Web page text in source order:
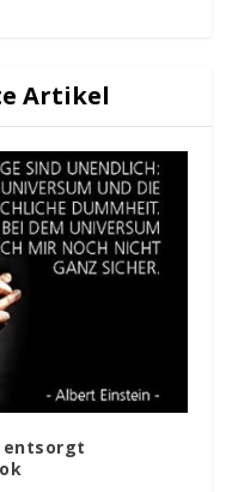
Artikel
entsorgt